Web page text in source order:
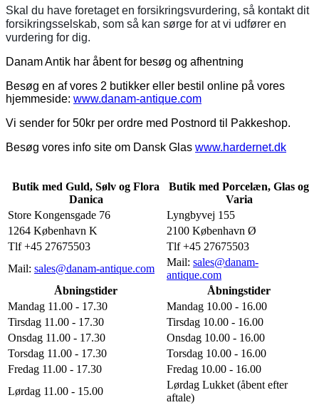
Skal du have foretaget en forsikringsvurdering, så kontakt dit
forsikringsselskab, som så kan sørge for at vi udfører en
vurdering for dig.
Danam Antik har åbent for besøg og afhentning
Besøg en af vores 2 butikker eller bestil online på vores
hjemmeside: www.danam-antique.com
Vi sender for 50kr per ordre med Postnord til Pakkeshop.
Besøg vores info site om Dansk Glas www.hardernet.dk
Butik med Guld, Sølv og Flora
Danica
Butik med Porcelæn, Glas og
Varia
Store Kongensgade 76
Lyngbyvej 155
1264 København K
2100 København Ø
Tlf +45 27675503
Tlf +45 27675503
Mail: sales@danam-antique.com
Mail: sales@danam-
antique.com
Åbningstider
Åbningstider
Mandag 11.00 - 17.30
Mandag 10.00 - 16.00
Tirsdag 11.00 - 17.30
Tirsdag 10.00 - 16.00
Onsdag 11.00 - 17.30
Onsdag 10.00 - 16.00
Torsdag 11.00 - 17.30
Torsdag 10.00 - 16.00
Fredag 11.00 - 17.30
Fredag 10.00 - 16.00
Lørdag 11.00 - 15.00
Lørdag Lukket (åbent efter
aftale)